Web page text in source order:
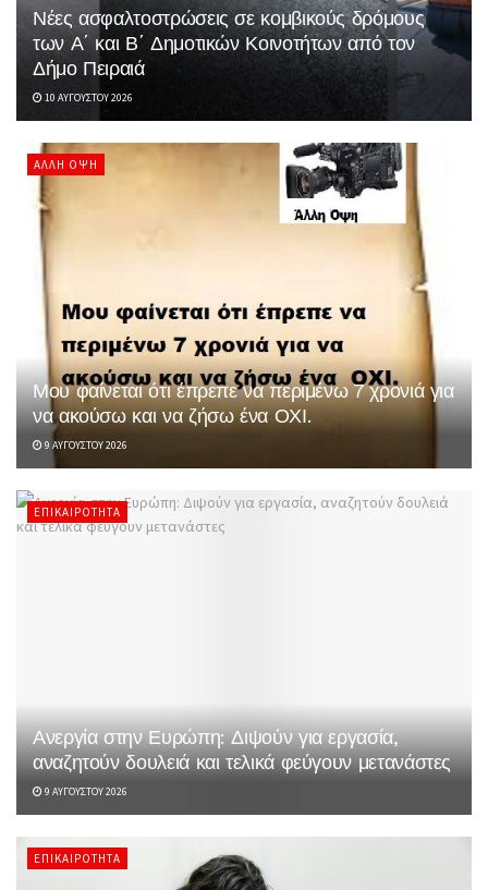
Νέες ασφαλτοστρώσεις σε κομβικούς δρόμους
των Α΄ και Β΄ Δημοτικών Κοινοτήτων από τον
Δήμο Πειραιά
10 ΑΥΓΟΎΣΤΟΥ 2026
ΆΛΛΗ ΌΨΗ
Μου φαίνεται ότι έπρεπε να περιμένω 7 χρονιά για
να ακούσω και να ζήσω ένα ΟΧΙ.
9 ΑΥΓΟΎΣΤΟΥ 2026
ΕΠΙΚΑΙΡΌΤΗΤΑ
Ανεργία στην Ευρώπη: Διψούν για εργασία,
αναζητούν δουλειά και τελικά φεύγουν μετανάστες
9 ΑΥΓΟΎΣΤΟΥ 2026
ΕΠΙΚΑΙΡΌΤΗΤΑ